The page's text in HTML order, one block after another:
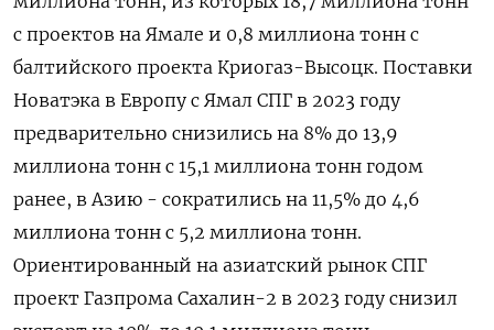
с проектов на Ямале и 0,8 миллиона тонн с
балтийского проекта Криогаз-Высоцк. Поставки
Новатэка в Европу с Ямал СПГ в 2023 году
предварительно снизились на 8% до 13,9
миллиона тонн с 15,1 миллиона тонн годом
ранее, в Азию - сократились на 11,5% до 4,6
миллиона тонн с 5,2 миллиона тонн.
Ориентированный на азиатский рынок СПГ
проект Газпрома Сахалин-2 в 2023 году снизил